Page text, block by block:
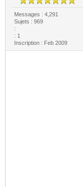
Messages : 4,291
Sujets : 969
:
: 1
Inscription : Feb 2009